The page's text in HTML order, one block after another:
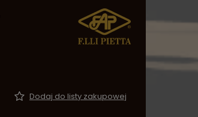
Dodaj do listy zakupowej